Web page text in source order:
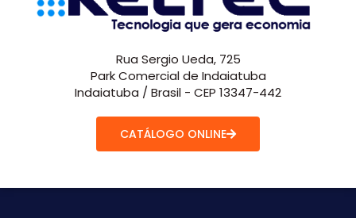
Rua Sergio Ueda, 725
Park Comercial de Indaiatuba
Indaiatuba / Brasil - CEP 13347-442
CATÁLOGO ONLINE